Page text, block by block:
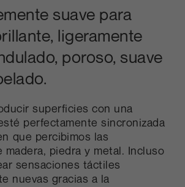
suave para
ligeramente
poroso, suave
superficies con una
perfectamente sincronizada
que percibimos las
madera, piedra y metal. Incluso
sensaciones táctiles
nuevas gracias a la